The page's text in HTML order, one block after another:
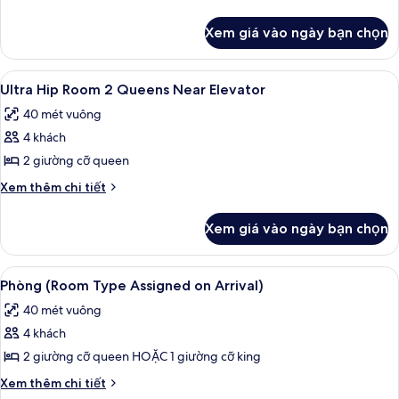
Near
Elevator
Ultra
Hip
Room
Near
Elevator
Xem giá vào ngày bạn chọn
Xem
tất
cả
ảnh
Ultra
Hip
Queens
Near
Elevator
Bộ đồ giường cao cấp, két bảo mật
4
Ultra Hip Room 2 Queens Near Elevator
40 mét vuông
4 khách
2 giường cỡ queen
Xem thêm chi tiết
Chi
Ultra
Hip
Room
Queens
Near
Xem giá vào ngày bạn chọn
Xem
tất
cả
ảnh
Phòng
(Room
Bộ đồ giường cao cấp, két bảo mật
4
Phòng (Room Type Assigned on Arrival)
40 mét vuông
4 khách
2 giường cỡ queen HOẶC 1 giường cỡ king
Xem thêm chi tiết
Chi